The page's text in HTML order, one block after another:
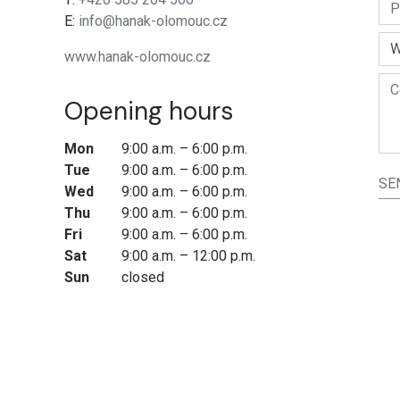
E: info@hanak-olomouc.cz
www.hanak-olomouc.cz
Opening hours
Mon
9:00 a.m. – 6:00 p.m.
Tue
9:00 a.m. – 6:00 p.m.
Wed
9:00 a.m. – 6:00 p.m.
Thu
9:00 a.m. – 6:00 p.m.
Fri
9:00 a.m. – 6:00 p.m.
Sat
9:00 a.m. – 12:00 p.m.
Sun
closed